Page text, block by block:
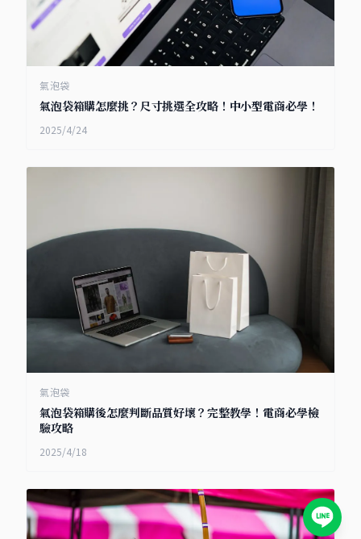
氣泡袋
氣泡袋箱購怎麼挑？尺寸挑選全攻略！中小型電商必學！
2025/4/24
氣泡袋
氣泡袋箱購後怎麼判斷品質好壞？完整教學！電商必學檢
驗攻略
2025/4/18